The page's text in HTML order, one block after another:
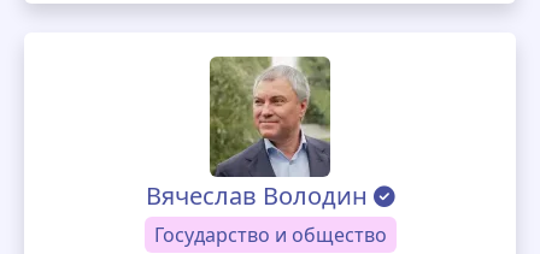
Вячеслав Володин
Государство и общество